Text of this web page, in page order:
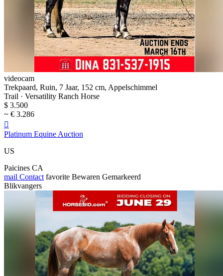
videocam
Trekpaard, Ruin, 7 Jaar, 152 cm, Appelschimmel
Trail · Versatility Ranch Horse
$ 3.500
~ € 3.286

Platinum Equine Auction
US
Paicines CA
mail Contact favorite Bewaren Gemarkeerd
Blikvangers